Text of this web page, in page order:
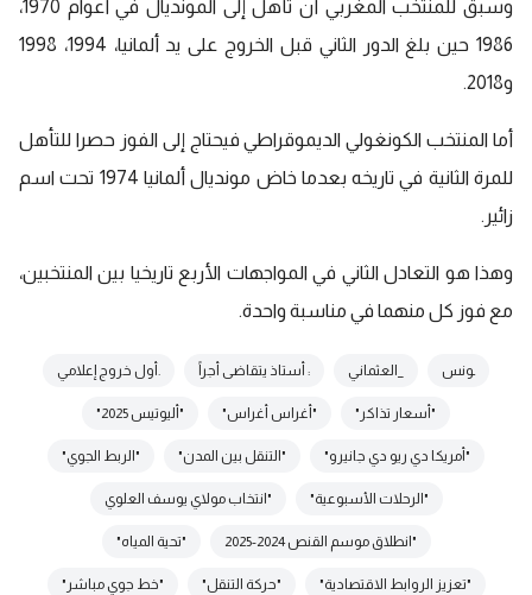
وسبق للمنتخب المغربي أن تأهل إلى المونديال في أعوام 1970،
1986 حين بلغ الدور الثاني قبل الخروج على يد ألمانيا، 1994، 1998
و2018.
أما المنتخب الكونغولي الديموقراطي فيحتاج إلى الفوز حصرا للتأهل
للمرة الثانية في تاريخه بعدما خاض مونديال ألمانيا 1974 تحت اسم
زائير.
وهذا هو التعادل الثاني في المواجهات الأربع تاريخيا بين المنتخبين،
مع فوز كل منهما في مناسبة واحدة.
ـونس _العثماني : أستاذ يتقاضى أجراً .أول خروج إعلامي
"أسعار تذاكر" "أغراس أغراس" "أليوتيس 2025"
"أمريكا دي ريو دي جانيرو" "التنقل بين المدن" "الربط الجوي"
"الرحلات الأسبوعية" "انتخاب مولاي يوسف العلوي
"انطلاق موسم القنص 2024-2025 "تحية المياه"
"تعزيز الروابط الاقتصادية" "حركة التنقل" "خط جوي مباشر"